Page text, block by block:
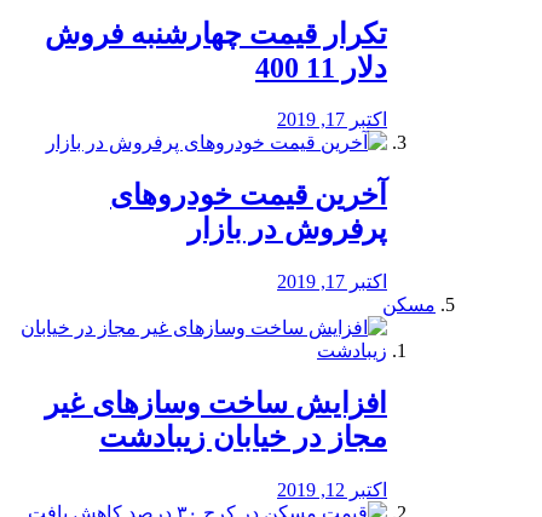
تکرار قیمت چهارشنبه فروش
دلار 11 400
اکتبر 17, 2019
آخرین قیمت خودرو‌های
پرفروش در بازار
اکتبر 17, 2019
مسکن
افزایش ساخت وسازهای غیر
مجاز در خیابان زیبادشت
اکتبر 12, 2019